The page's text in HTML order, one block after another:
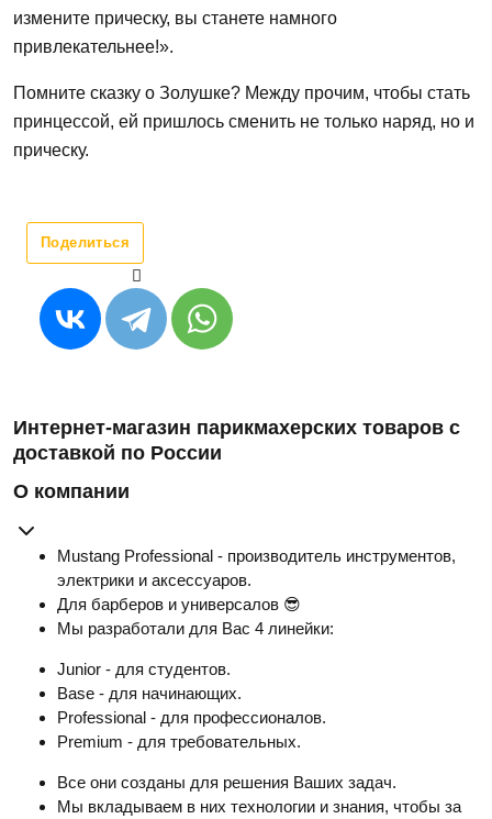
измените прическу, вы станете намного
привлекательнее!».
Помните сказку о Золушке? Между прочим, чтобы стать
принцессой, ей пришлось сменить не только наряд, но и
прическу.
Поделиться
Интернет-магазин парикмахерских товаров с
доставкой по России
О компании
Mustang Professional - производитель инструментов,
электрики и аксессуаров.
Для барберов и универсалов 😎
Мы разработали для Вас 4 линейки:
Junior - для студентов.
Base - для начинающих.
Professional - для профессионалов.
Premium - для требовательных.
Все они созданы для решения Ваших задач.
Мы вкладываем в них технологии и знания, чтобы за